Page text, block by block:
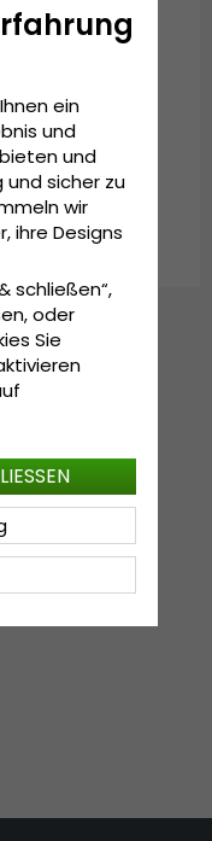
ein
und
und
sicher zu
wir
ihre Designs
schließen“,
oder
Sie